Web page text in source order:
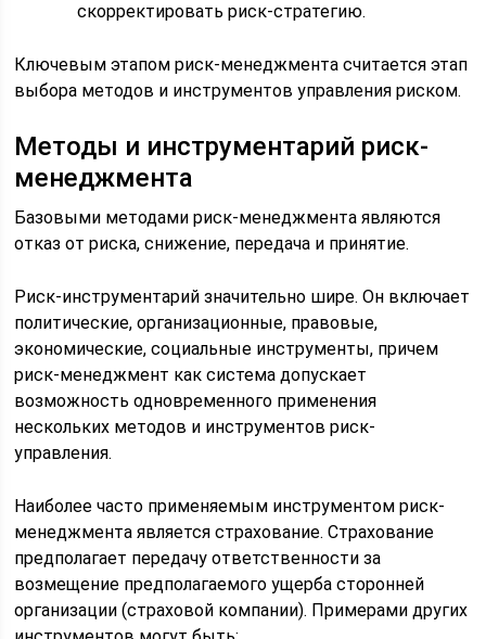
скорректировать риск-стратегию.
Ключевым этапом риск-менеджмента считается этап
выбора методов и инструментов управления риском.
Методы и инструментарий риск-
менеджмента
Базовыми методами риск-менеджмента являются
отказ от риска, снижение, передача и принятие.
Риск-инструментарий значительно шире. Он включает
политические, организационные, правовые,
экономические, социальные инструменты, причем
риск-менеджмент как система допускает
возможность одновременного применения
нескольких методов и инструментов риск-
управления.
Наиболее часто применяемым инструментом риск-
менеджмента является страхование. Страхование
предполагает передачу ответственности за
возмещение предполагаемого ущерба сторонней
организации (страховой компании). Примерами других